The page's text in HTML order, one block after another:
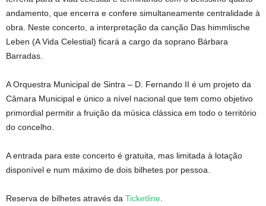
andamento, que encerra e confere simultaneamente centralidade à
obra. Neste concerto, a interpretação da canção Das himmlische
Leben (A Vida Celestial) ficará a cargo da soprano Bárbara
Barradas.
A Orquestra Municipal de Sintra – D. Fernando II é um projeto da
Câmara Municipal e único a nível nacional que tem como objetivo
primordial permitir a fruição da música clássica em todo o território
do concelho.
A entrada para este concerto é gratuita, mas limitada à lotação
disponível e num máximo de dois bilhetes por pessoa.
Reserva de bilhetes através da Ticketline